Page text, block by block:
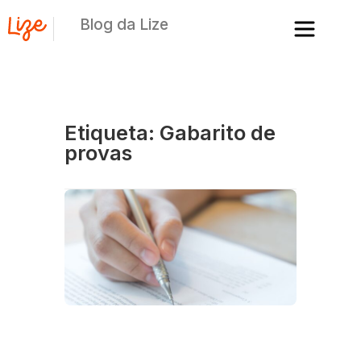
Blog da Lize
Etiqueta: Gabarito de
provas